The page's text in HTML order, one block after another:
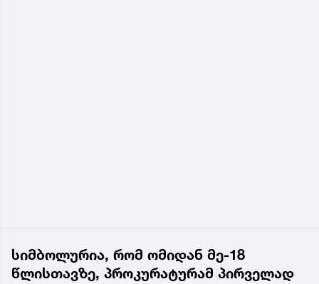
სიმბოლურია, რომ ომიდან მე-18
წლისთავზე, პროკურატურამ პირველად